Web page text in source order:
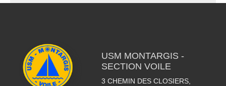
USM MONTARGIS -
SECTION VOILE
3 CHEMIN DES CLOSIERS,